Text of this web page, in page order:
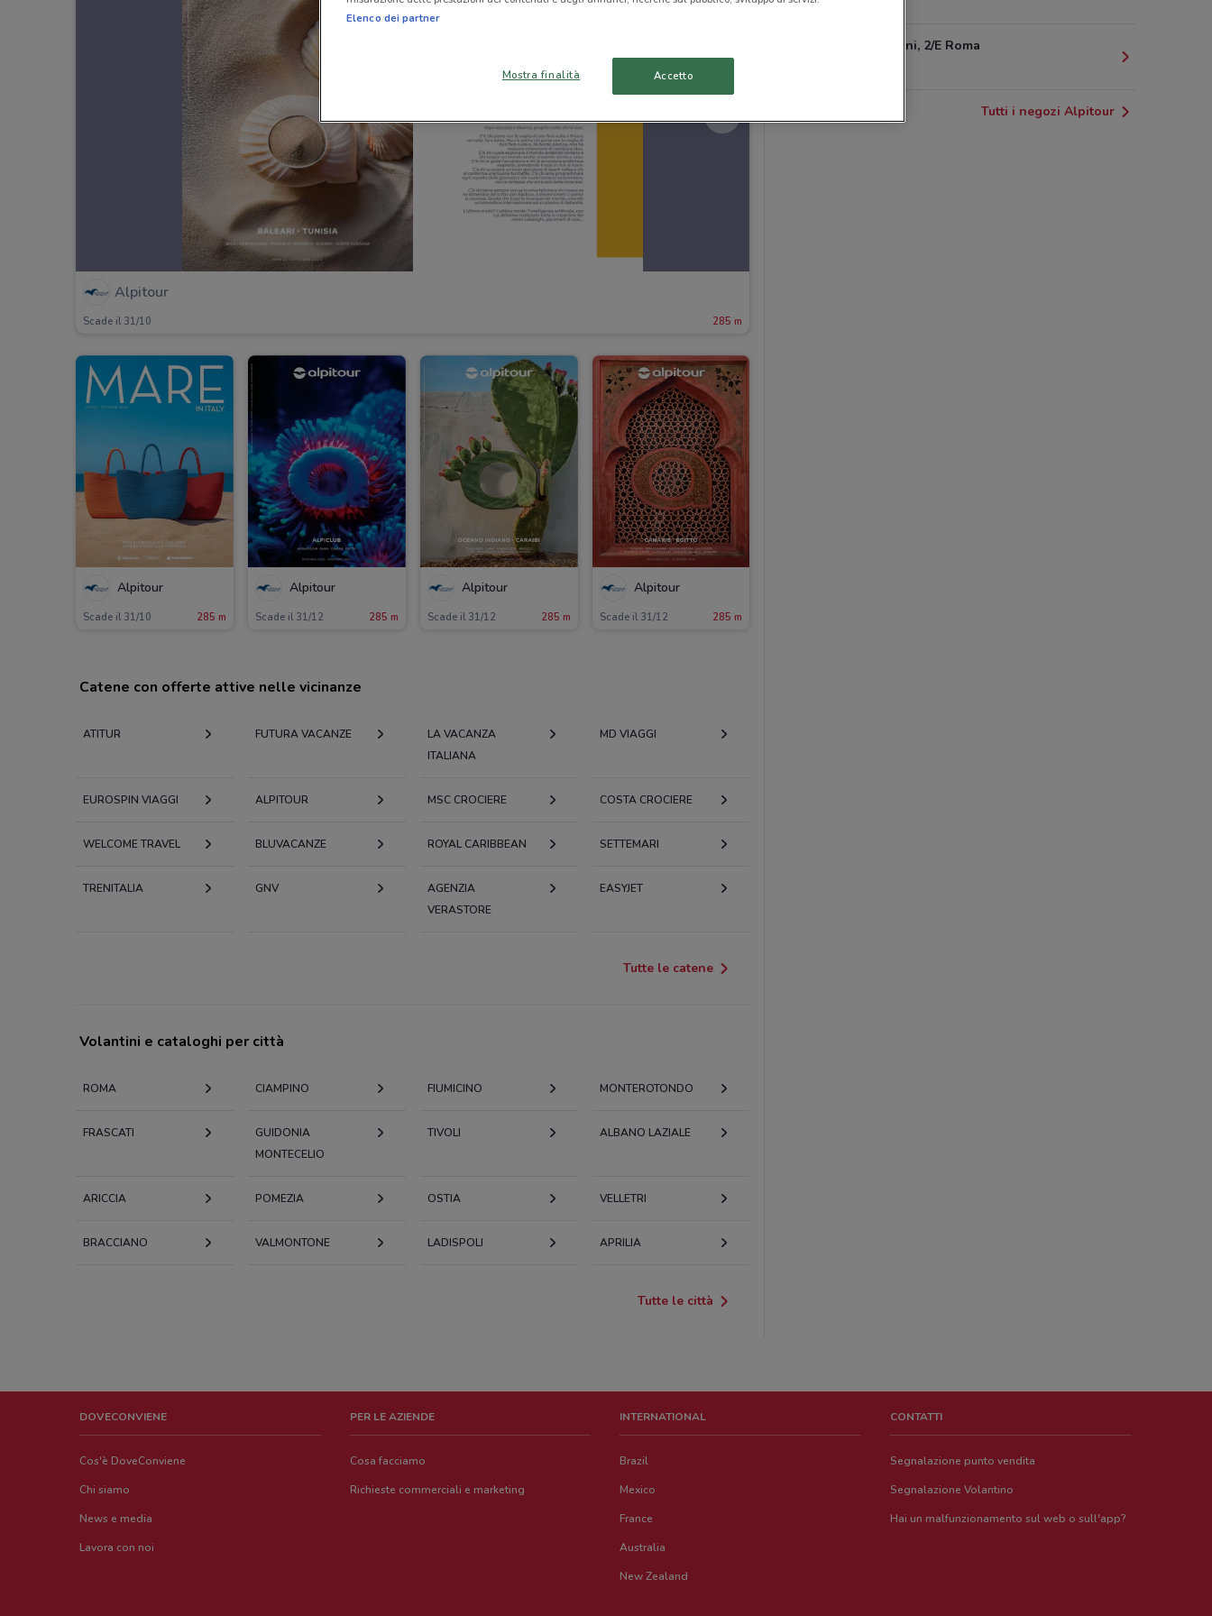
Alpitour
Scade il 31/10 285 m
Alpitour
Scade il 31/10 285 m
Alpitour
Scade il 31/12 285 m
Alpitour
Scade il 31/12 285 m
Alpitour
Scade il 31/12 285 m
Via Morgagni, 2/E Roma
Tutti i negozi Alpitour
Catene con offerte attive nelle vicinanze
ATITUR FUTURA VACANZE
LA VACANZA
ITALIANA
MD VIAGGI
EUROSPIN VIAGGI ALPITOUR MSC CROCIERE COSTA CROCIERE
WELCOME TRAVEL BLUVACANZE ROYAL CARIBBEAN SETTEMARI
TRENITALIA GNV
AGENZIA
VERASTORE
EASYJET
Tutte le catene
Volantini e cataloghi per città
ROMA CIAMPINO FIUMICINO MONTEROTONDO
FRASCATI
GUIDONIA
MONTECELIO
TIVOLI ALBANO LAZIALE
ARICCIA POMEZIA OSTIA VELLETRI
BRACCIANO VALMONTONE LADISPOLI APRILIA
Tutte le città
DOVECONVIENE
Cos'è DoveConviene
Chi siamo
News e media
Lavora con noi
PER LE AZIENDE
Cosa facciamo
Richieste commerciali e marketing
INTERNATIONAL
Brazil
Mexico
France
Australia
New Zealand
CONTATTI
Segnalazione punto vendita
Segnalazione Volantino
Hai un malfunzionamento sul web o sull'app?
Elenco dei partner
Mostra finalità Accetto